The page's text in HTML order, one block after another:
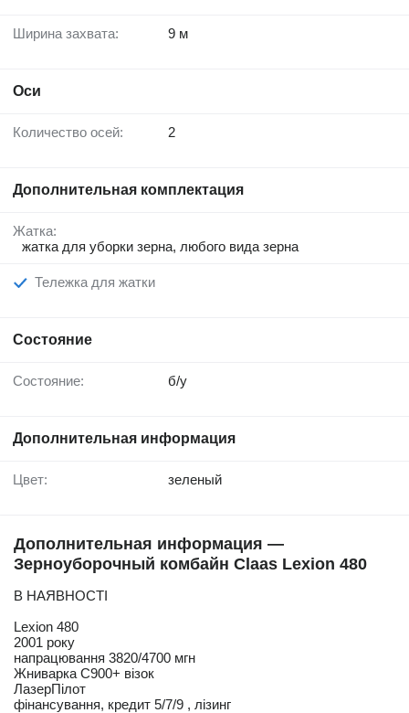
Ширина захвата: 9 м
Оси
Количество осей: 2
Дополнительная комплектация
Жатка:
жатка для уборки зерна, любого вида зерна
Тележка для жатки
Состояние
Состояние: б/у
Дополнительная информация
Цвет: зеленый
Дополнительная информация —
Зерноуборочный комбайн Claas Lexion 480
В НАЯВНОСТІ
Lexion 480
2001 року
напрацювання 3820/4700 мгн
Жниварка С900+ візок
ЛазерПілот
фінансування, кредит 5/7/9 , лізинг